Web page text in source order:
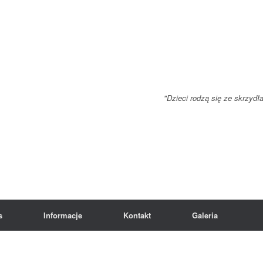
"Dzieci rodzą się ze
Informacje Kontakt Galeria